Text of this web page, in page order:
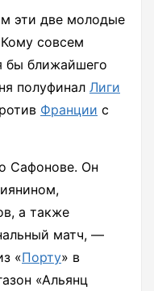
эти две молодые
совсем
бы ближайшего
полуфинал Лиги
Франции с
Сафонове. Он
а также
матч, —
«Порту» в
«Альянц